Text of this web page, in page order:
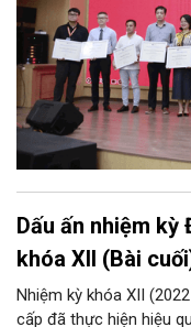
Dấu ấn nhiệm kỳ
khóa XII (Bài
Nhiệm kỳ khóa XII
cấp đã thực hiện hiệu